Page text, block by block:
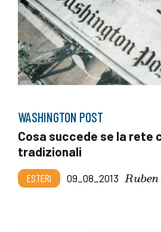
WASHINGTON POST
Cosa succede se la rete
tradizionali
ESTERI 09_08_2013